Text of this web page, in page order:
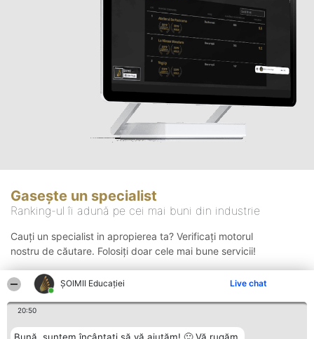
ȘOIMII Educației Live chat
20:50
Gasește un specialist
Ranking-ul îi adună pe cei mai buni din industrie
Cauți un specialist in apropierea ta? Verificați motorul
nostru de căutare. Folosiți doar cele mai bune servicii!